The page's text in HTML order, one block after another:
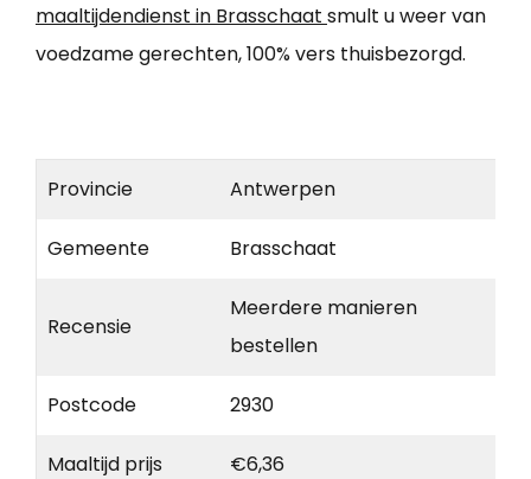
maaltijdendienst in Brasschaat smult u weer van
voedzame gerechten, 100% vers thuisbezorgd.
Provincie Antwerpen
Gemeente Brasschaat
Recensie
Meerdere manieren
bestellen
Postcode 2930
Maaltijd prijs €6,36